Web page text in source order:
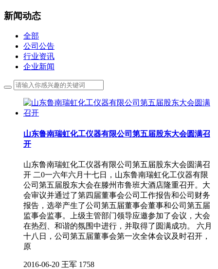
新闻动态
全部
公司公告
行业资讯
企业新闻
山东鲁南瑞虹化工仪器有限公司第五届股东大会圆满召
开
山东鲁南瑞虹化工仪器有限公司第五届股东大会圆满召
开 二0一六年六月十七日，山东鲁南瑞虹化工仪器有限
公司第五届股东大会在滕州市鲁班大酒店隆重召开。大
会审议并通过了第四届董事会公司工作报告和公司财务
报告，选举产生了公司第五届董事会董事和公司第五届
监事会监事。上级主管部门领导应邀参加了会议，大会
在热烈、和谐的氛围中进行，并取得了圆满成功。 六月
十八日，公司第五届董事会第一次全体会议及时召开，
原
2016-06-20 王军 1758